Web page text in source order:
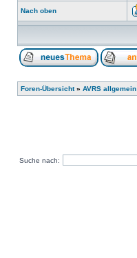
Nach oben
Foren-Übersicht» AVRS allgemein
Suche nach: